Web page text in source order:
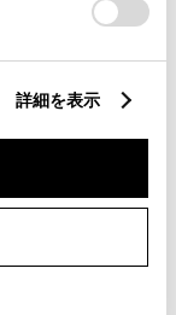
詳細を表示